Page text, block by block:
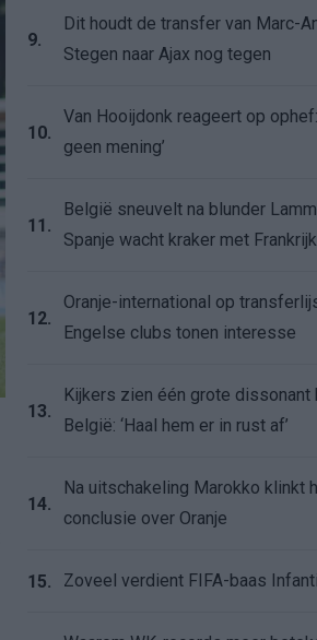
9.
Dit houdt de transfer van Marc-
Stegen naar Ajax nog tegen
10.
Van Hooijdonk reageert op
geen mening’
11.
België sneuvelt na blunder
Spanje wacht kraker met Frankrijk
12.
Oranje-international op
Engelse clubs tonen interesse
13.
Kijkers zien één grote dissonant
België: ‘Haal hem er in rust af’
14.
Na uitschakeling Marokko klinkt
conclusie over Oranje
15. Zoveel verdient FIFA-baas